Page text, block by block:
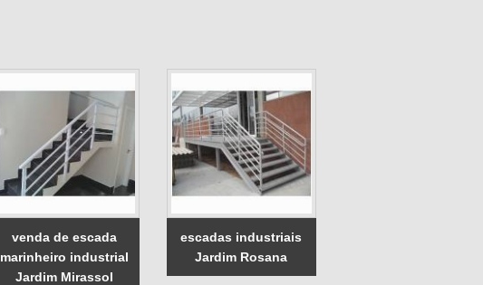
venda de escada
marinheiro industrial
Jardim Mirassol
escadas industriais
Jardim Rosana